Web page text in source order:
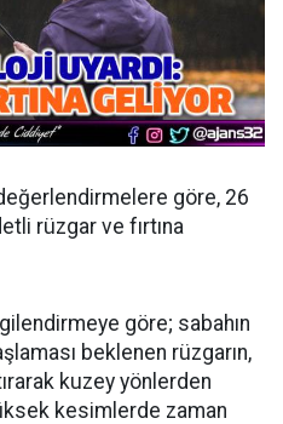
göre, 26
rüzgar ve fırtına
göre; sabahın
beklenen rüzgarın,
kuzey yönlerden
kesimlerde zaman